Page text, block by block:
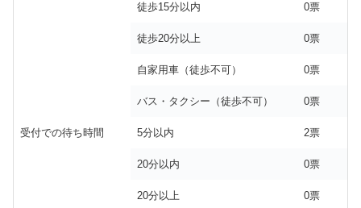
徒歩15分以内 0票
徒歩20分以上 0票
自家用車（徒歩不可） 0票
バス・タクシー（徒歩不可） 0票
受付での待ち時間 5分以内 2票
20分以内 0票
20分以上 0票